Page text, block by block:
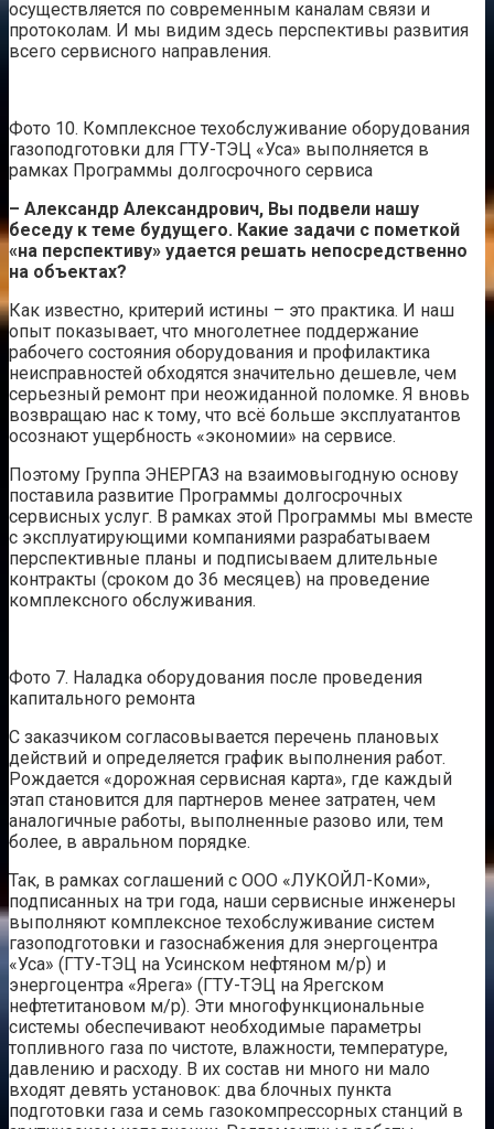
осуществляется по современным каналам связи и
протоколам. И мы видим здесь перспективы развития
всего сервисного направления.
Фото 10. Комплексное техобслуживание оборудования
газоподготовки для ГТУ-ТЭЦ «Уса» выполняется в
рамках Программы долгосрочного сервиса
– Александр Александрович, Вы подвели нашу
беседу к теме будущего. Какие задачи с пометкой
«на перспективу» удается решать непосредственно
на объектах?
Как известно, критерий истины – это практика. И наш
опыт показывает, что многолетнее поддержание
рабочего состояния оборудования и профилактика
неисправностей обходятся значительно дешевле, чем
серьезный ремонт при неожиданной поломке. Я вновь
возвращаю нас к тому, что всё больше эксплуатантов
осознают ущербность «экономии» на сервисе.
Поэтому Группа ЭНЕРГАЗ на взаимовыгодную основу
поставила развитие Программы долгосрочных
сервисных услуг. В рамках этой Программы мы вместе
с эксплуатирующими компаниями разрабатываем
перспективные планы и подписываем длительные
контракты (сроком до 36 месяцев) на проведение
комплексного обслуживания.
Фото 7. Наладка оборудования после проведения
капитального ремонта
С заказчиком согласовывается перечень плановых
действий и определяется график выполнения работ.
Рождается «дорожная сервисная карта», где каждый
этап становится для партнеров менее затратен, чем
аналогичные работы, выполненные разово или, тем
более, в авральном порядке.
Так, в рамках соглашений с ООО «ЛУКОЙЛ-Коми»,
подписанных на три года, наши сервисные инженеры
выполняют комплексное техобслуживание систем
газоподготовки и газоснабжения для энергоцентра
«Уса» (ГТУ-ТЭЦ на Усинском нефтяном м/р) и
энергоцентра «Ярега» (ГТУ-ТЭЦ на Ярегском
нефтетитановом м/р). Эти многофункциональные
системы обеспечивают необходимые параметры
топливного газа по чистоте, влажности, температуре,
давлению и расходу. В их состав ни много ни мало
входят девять установок: два блочных пункта
подготовки газа и семь газокомпрессорных станций в